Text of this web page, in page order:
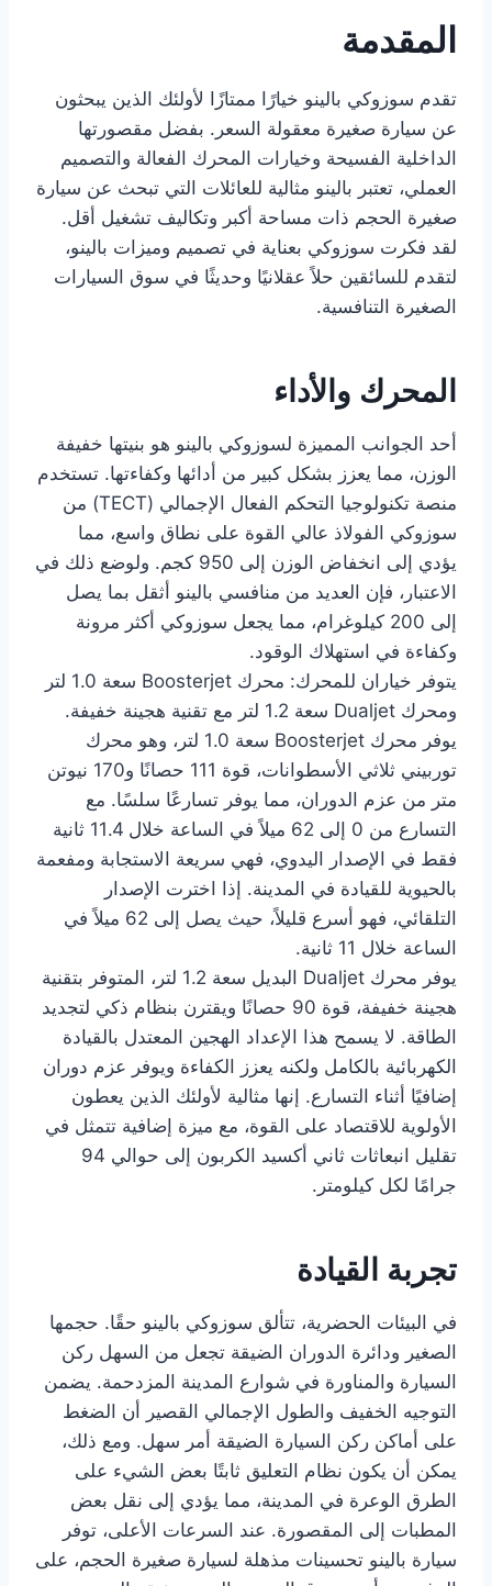
المقدمة
تقدم سوزوكي بالينو خيارًا ممتازًا لأولئك الذين يبحثون
عن سيارة صغيرة معقولة السعر. بفضل مقصورتها
الداخلية الفسيحة وخيارات المحرك الفعالة والتصميم
العملي، تعتبر بالينو مثالية للعائلات التي تبحث عن سيارة
صغيرة الحجم ذات مساحة أكبر وتكاليف تشغيل أقل.
لقد فكرت سوزوكي بعناية في تصميم وميزات بالينو،
لتقدم للسائقين حلاً عقلانيًا وحديثًا في سوق السيارات
الصغيرة التنافسية.
المحرك والأداء
أحد الجوانب المميزة لسوزوكي بالينو هو بنيتها خفيفة
الوزن، مما يعزز بشكل كبير من أدائها وكفاءتها. تستخدم
منصة تكنولوجيا التحكم الفعال الإجمالي (TECT) من
سوزوكي الفولاذ عالي القوة على نطاق واسع، مما
يؤدي إلى انخفاض الوزن إلى 950 كجم. ولوضع ذلك في
الاعتبار، فإن العديد من منافسي بالينو أثقل بما يصل
إلى 200 كيلوغرام، مما يجعل سوزوكي أكثر مرونة
وكفاءة في استهلاك الوقود.
يتوفر خياران للمحرك: محرك Boosterjet سعة 1.0 لتر
ومحرك Dualjet سعة 1.2 لتر مع تقنية هجينة خفيفة.
يوفر محرك Boosterjet سعة 1.0 لتر، وهو محرك
توربيني ثلاثي الأسطوانات، قوة 111 حصانًا و170 نيوتن
متر من عزم الدوران، مما يوفر تسارعًا سلسًا. مع
التسارع من 0 إلى 62 ميلاً في الساعة خلال 11.4 ثانية
فقط في الإصدار اليدوي، فهي سريعة الاستجابة ومفعمة
بالحيوية للقيادة في المدينة. إذا اخترت الإصدار
التلقائي، فهو أسرع قليلاً، حيث يصل إلى 62 ميلاً في
الساعة خلال 11 ثانية.
يوفر محرك Dualjet البديل سعة 1.2 لتر، المتوفر بتقنية
هجينة خفيفة، قوة 90 حصانًا ويقترن بنظام ذكي لتجديد
الطاقة. لا يسمح هذا الإعداد الهجين المعتدل بالقيادة
الكهربائية بالكامل ولكنه يعزز الكفاءة ويوفر عزم دوران
إضافيًا أثناء التسارع. إنها مثالية لأولئك الذين يعطون
الأولوية للاقتصاد على القوة، مع ميزة إضافية تتمثل في
تقليل انبعاثات ثاني أكسيد الكربون إلى حوالي 94
جرامًا لكل كيلومتر.
تجربة القيادة
في البيئات الحضرية، تتألق سوزوكي بالينو حقًا. حجمها
الصغير ودائرة الدوران الضيقة تجعل من السهل ركن
السيارة والمناورة في شوارع المدينة المزدحمة. يضمن
التوجيه الخفيف والطول الإجمالي القصير أن الضغط
على أماكن ركن السيارة الضيقة أمر سهل. ومع ذلك،
يمكن أن يكون نظام التعليق ثابتًا بعض الشيء على
الطرق الوعرة في المدينة، مما يؤدي إلى نقل بعض
المطبات إلى المقصورة. عند السرعات الأعلى، توفر
سيارة بالينو تحسينات مذهلة لسيارة صغيرة الحجم، على